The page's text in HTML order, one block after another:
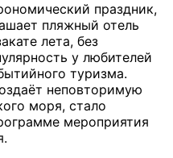
праздник,
пляжный отель
лета, без
у любителей
туризма.
неповторимую
моря, стало
мероприятия